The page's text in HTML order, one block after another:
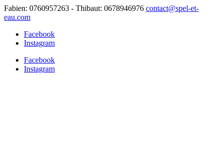
Fabien: 0760957263 - Thibaut: 0678946976 contact@spel-et-
eau.com
Facebook
Instagram
Facebook
Instagram